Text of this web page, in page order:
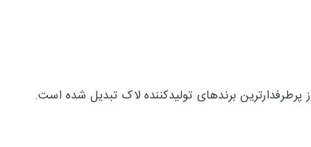
یکی از پرطرفدارترین برندهای تولیدکننده لاک تبدیل شده است.